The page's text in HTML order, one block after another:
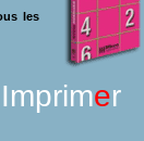
les
Imprimer